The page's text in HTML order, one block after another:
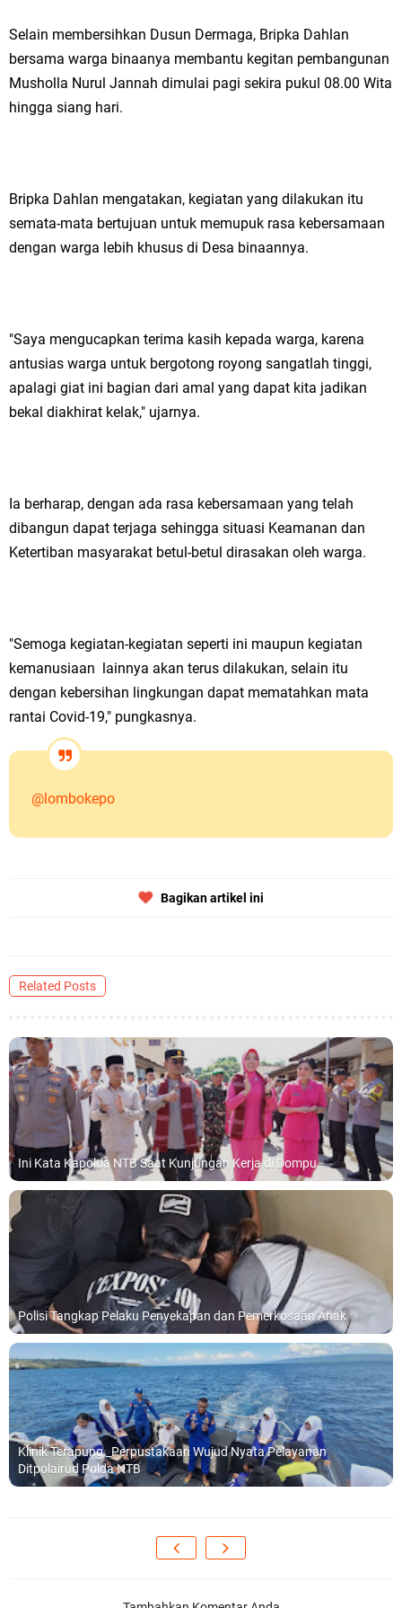
Selain membersihkan Dusun Dermaga, Bripka Dahlan
bersama warga binaanya membantu kegitan pembangunan
Musholla Nurul Jannah dimulai pagi sekira pukul 08.00 Wita
hingga siang hari.
Bripka Dahlan mengatakan, kegiatan yang dilakukan itu
semata-mata bertujuan untuk memupuk rasa kebersamaan
dengan warga lebih khusus di Desa binaannya.
"Saya mengucapkan terima kasih kepada warga, karena
antusias warga untuk bergotong royong sangatlah tinggi,
apalagi giat ini bagian dari amal yang dapat kita jadikan
bekal diakhirat kelak," ujarnya.
Ia berharap, dengan ada rasa kebersamaan yang telah
dibangun dapat terjaga sehingga situasi Keamanan dan
Ketertiban masyarakat betul-betul dirasakan oleh warga.
"Semoga kegiatan-kegiatan seperti ini maupun kegiatan
kemanusiaan lainnya akan terus dilakukan, selain itu
dengan kebersihan lingkungan dapat mematahkan mata
rantai Covid-19," pungkasnya.
@lombokepo
Bagikan artikel ini
Related Posts
Ini Kata Kapolda NTB Saat Kunjungan Kerja di Dompu
Polisi Tangkap Pelaku Penyekapan dan Pemerkosaan Anak
Klinik Terapung _Perpustakaan Wujud Nyata Pelayanan
Ditpolairud Polda NTB